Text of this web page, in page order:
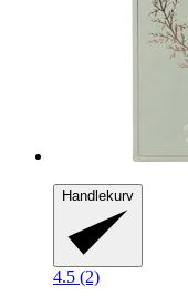
Handlekurv
4.5 (2)